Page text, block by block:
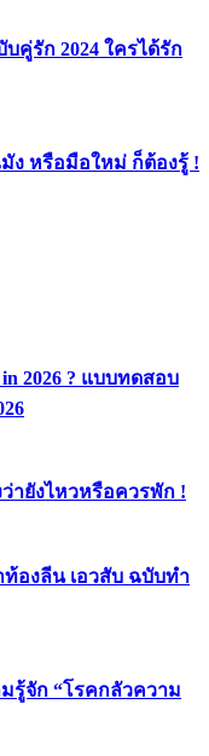
คู่รัก 2024 ใครได้รัก
ง หรือมือใหม่ ก็ต้องรู้ !
in 2026 ? แบบทดสอบ
ว่ายังไหวหรือควรพัก !
องลีน เอวสับ ฉบับทำ
รู้จัก “โรคกลัวความ